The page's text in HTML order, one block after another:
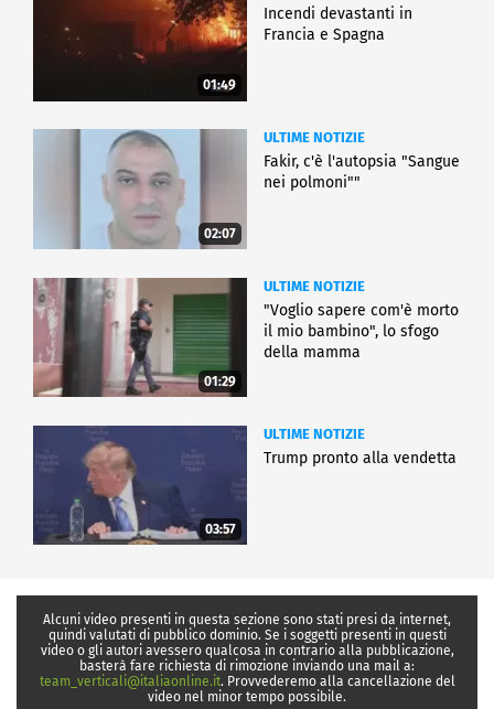
01:49
Incendi devastanti in
Francia e Spagna
02:07
ULTIME NOTIZIE
Fakir, c'è l'autopsia "Sangue
nei polmoni""
01:29
ULTIME NOTIZIE
"Voglio sapere com'è morto
il mio bambino", lo sfogo
della mamma
03:57
ULTIME NOTIZIE
Trump pronto alla vendetta
Alcuni video presenti in questa sezione sono stati presi da internet,
quindi valutati di pubblico dominio. Se i soggetti presenti in questi
video o gli autori avessero qualcosa in contrario alla pubblicazione,
basterà fare richiesta di rimozione inviando una mail a:
team_verticali@italiaonline.it. Provvederemo alla cancellazione del
video nel minor tempo possibile.